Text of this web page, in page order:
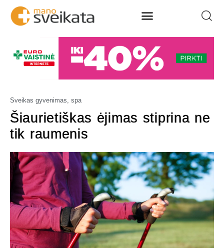
Sveikas gyvenimas, spa
Šiaurietiškas ėjimas stiprina ne
tik raumenis